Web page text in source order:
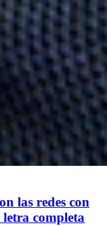
las redes con
letra completa